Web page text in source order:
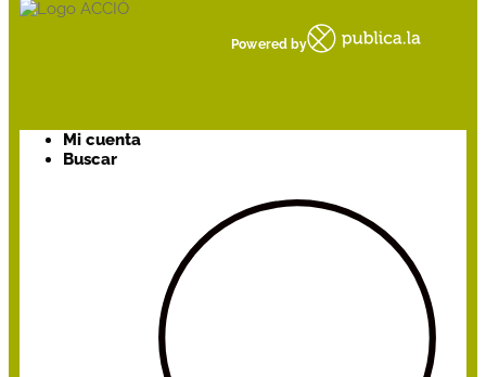
Powered by
Mi cuenta
Buscar